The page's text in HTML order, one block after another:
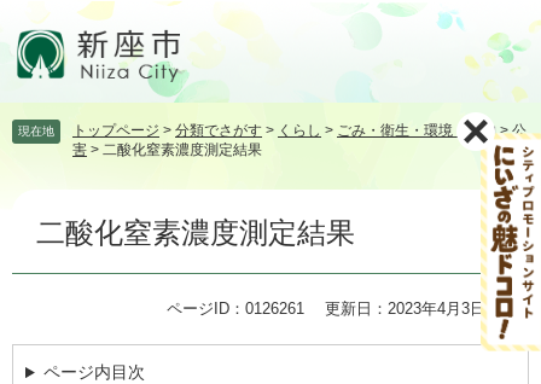
頭飛 現在地 トップページ > 分類でさがす > くらし > ごみ・衛生・環境・動物 >公
害 > 二酸化窒素濃度測定結果
二酸化窒素濃度測定結果
ページID：0126261 更新日：2023年4月3日更新
ページ内目次